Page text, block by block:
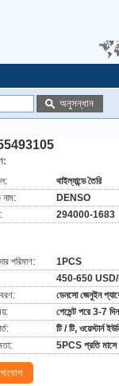
অনুসন্ধান
55493105
থাইল্যান্ডে তৈরি
নাম:
DENSO
294000-1683
পরিমাণ:
1PCS
450-650
ডেনসো জেনুইন
পেমেন্ট পরে 3-7 দিন
টি / টি, ওয়েস্টার্ন
5PCS প্রতি মাসে